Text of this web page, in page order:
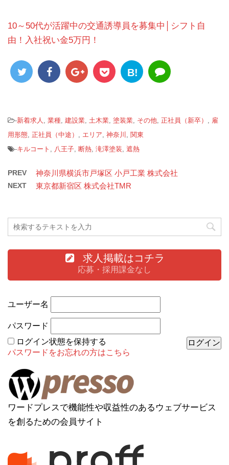
10～50代が活躍中の交通誘導員を募集中│シフト自
由！入社祝い金5万円！
B!
-新着求人 業種 建設業 土木業 塗装業 その他 正社員（新卒）
雇
用形態 正社員（中途） エリア 神奈川
関東
-キルコート 八王子 断熱 滝澤塗装 遮熱
PREV 神奈川県横浜市戸塚区 小戸工業 株式会社
NEXT 東京都新宿区 株式会社TMR
求人掲載はコチラ
応募・採用課金なし
ユーザー名
パスワード
ログイン状態を保持する
パスワードをお忘れの方はこちら
ワードプレスで機能性や収益性のあるウェブサービス
を創るための会員サイト